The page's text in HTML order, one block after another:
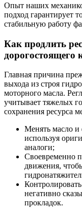
Опыт наших
подход гарантирует
стабильную работу
Как продлить
дорогостоящего
Главная причина
выхода из строя
моторного масла.
учитывает тяжелых
сохранения ресурса
Менять масло и
используя
аналоги;
Своевременно
движения,
негативно
прокладок.